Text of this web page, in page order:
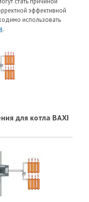
эффективной
использовать
.
для котла BAXI